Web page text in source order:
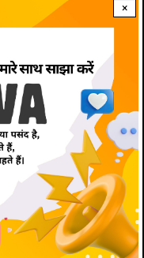
×
US!
2022